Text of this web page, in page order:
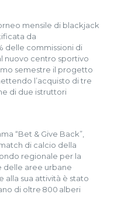
mensile di blackjack
da
delle commissioni di
nuovo centro sportivo
semestre il progetto
l’acquisto di tre
di due istruttori
“Bet & Give Back”,
di calcio della
regionale per la
delle aree urbane
alla sua attività è stato
di oltre 800 alberi